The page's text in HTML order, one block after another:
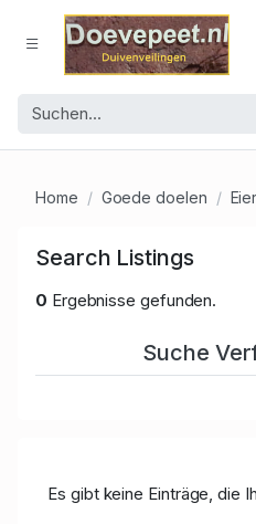
Home Goede doelen
Search Listings
0 Ergebnisse gefunden.
Suche
Es gibt keine Einträge, die